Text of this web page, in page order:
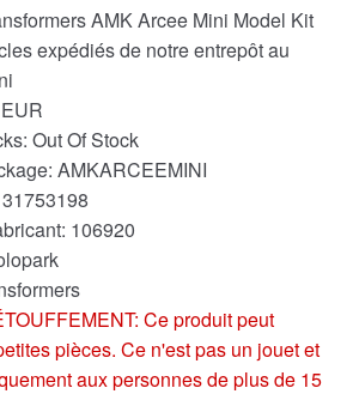
AMK Arcee Mini Model Kit
expédiés de notre entrepôt au
Out Of Stock
AMKARCEEMINI
106920
Ce produit peut
pièces. Ce n'est pas un jouet et
aux personnes de plus de 15